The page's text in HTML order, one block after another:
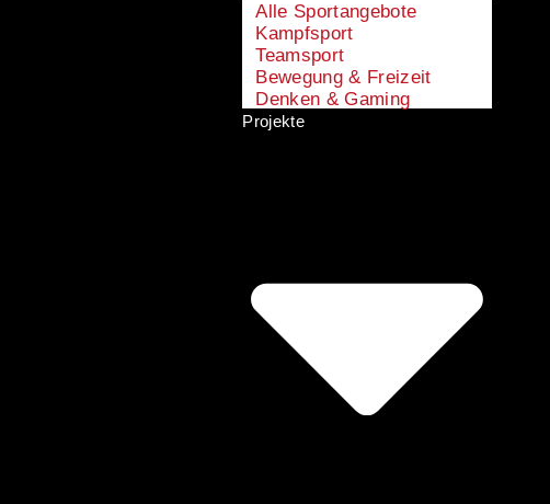
Alle Sportangebote
Kampfsport
Teamsport
Bewegung & Freizeit
Denken & Gaming
Projekte